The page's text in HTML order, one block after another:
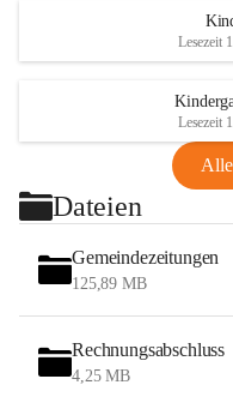
Lesezeit
Lesezeit
Dateien
Gemeindezeitungen
125,89 MB
Rechnungsabschluss
4,25 MB